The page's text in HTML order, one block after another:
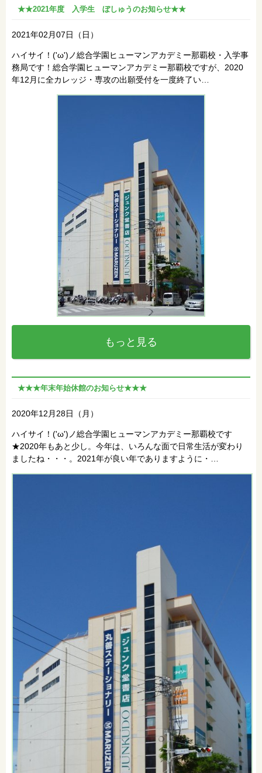
★★2021年度 入学生 ぼしゅうのお知らせ★★
2021年02月07日（日）
ハイサイ！('ω')ノ総合学園ヒューマンアカデミー那覇校・入学事
務局です！総合学園ヒューマンアカデミー那覇校ですが、2020
年12月に全カレッジ・専攻の出願受付を一度終了い…
もっと見る
★★★年末年始休館のお知らせ★★★
2020年12月28日（月）
ハイサイ！('ω')ノ総合学園ヒューマンアカデミー那覇校です
★2020年もあと少し。今年は、いろんな面で日常生活が変わり
ましたね・・・。2021年が良い年でありますように・…